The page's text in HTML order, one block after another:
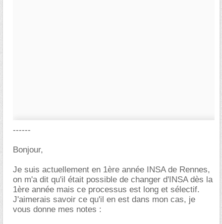
------
Bonjour,
Je suis actuellement en 1ère année INSA de Rennes,
on m'a dit qu'il était possible de changer d'INSA dès la
1ère année mais ce processus est long et sélectif.
J'aimerais savoir ce qu'il en est dans mon cas, je
vous donne mes notes :